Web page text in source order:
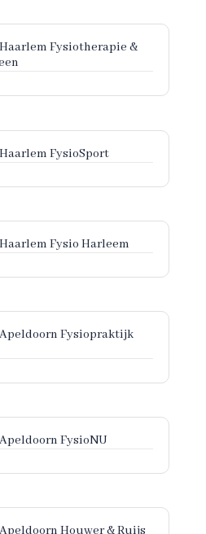
Fysiotherapie &
FysioSport
Fysio Harleem
Fysiopraktijk
FysioNU